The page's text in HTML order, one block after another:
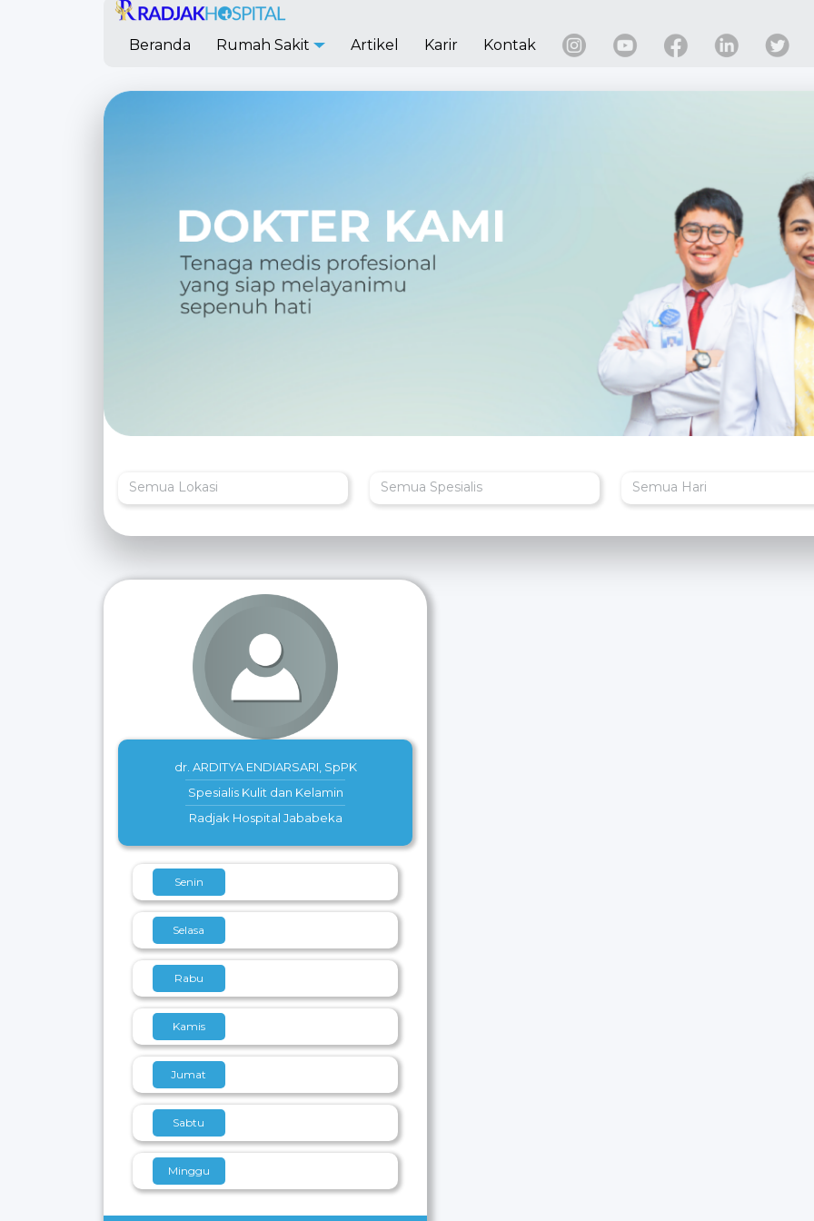
Beranda Rumah Sakit Artikel Karir Kontak
Semua Lokasi Semua Spesialis Semua Hari
dr. ARDITYA ENDIARSARI, SpPK
Spesialis Kulit dan Kelamin
Radjak Hospital Jababeka
Senin
Selasa
Rabu
Kamis
Jumat
Sabtu
Minggu